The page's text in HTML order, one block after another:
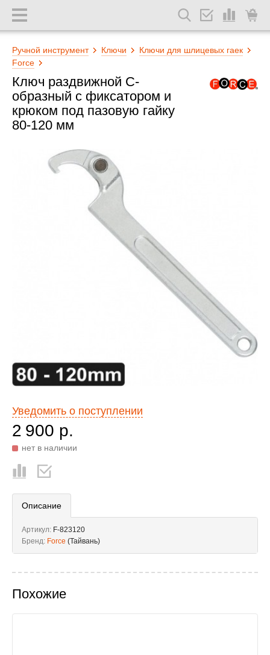
Ручной инструмент Ключи
Ключи для шлицевых гаек
Force
Ключ раздвижной С-
образный с фиксатором и
крюком под пазовую гайку
80-120 мм
Уведомить о поступлении
2 900 р.
нет в наличии
Описание
Артикул: F-823120
Бренд: Force (Тайвань)
Похожие